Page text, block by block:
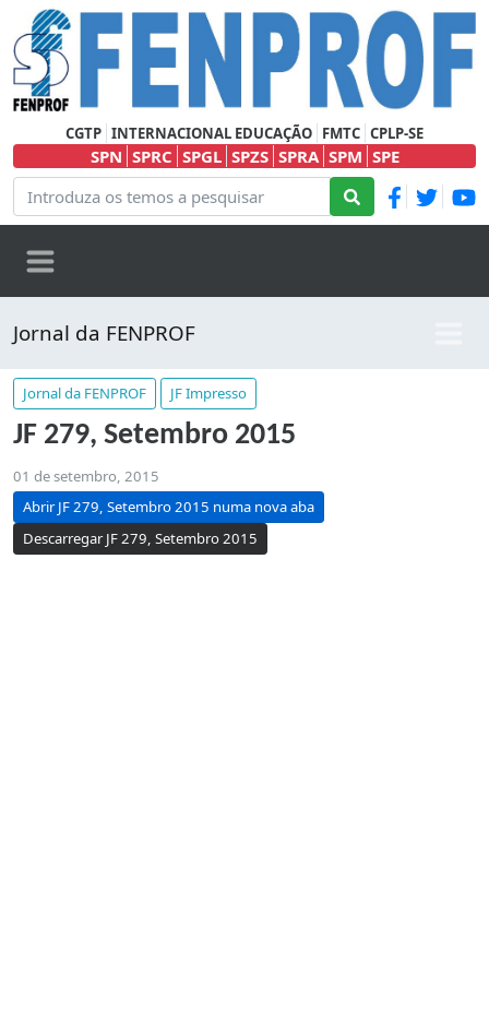
CGTP INTERNACIONAL EDUCAÇÃO FMTC CPLP-SE
SPN SPRC SPGL SPZS SPRA SPM SPE
Jornal da FENPROF
Jornal da FENPROF JF Impresso
JF 279, Setembro 2015
01 de setembro, 2015
Abrir JF 279, Setembro 2015 numa nova aba
Descarregar JF 279, Setembro 2015